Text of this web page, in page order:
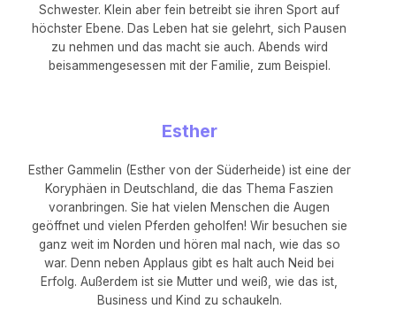
Schwester. Klein aber fein betreibt sie ihren Sport auf
höchster Ebene. Das Leben hat sie gelehrt, sich Pausen
zu nehmen und das macht sie auch. Abends wird
beisammengesessen mit der Familie, zum Beispiel.
Esther
Esther Gammelin (Esther von der Süderheide) ist eine der
Koryphäen in Deutschland, die das Thema Faszien
voranbringen. Sie hat vielen Menschen die Augen
geöffnet und vielen Pferden geholfen! Wir besuchen sie
ganz weit im Norden und hören mal nach, wie das so
war. Denn neben Applaus gibt es halt auch Neid bei
Erfolg. Außerdem ist sie Mutter und weiß, wie das ist,
Business und Kind zu schaukeln.